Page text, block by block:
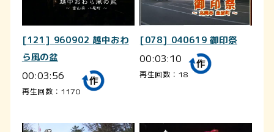
[121] 960902 越中おわ
ら風の盆
00:03:56
再生回数：1170
[078] 040619 御印祭
00:03:10
再生回数：18